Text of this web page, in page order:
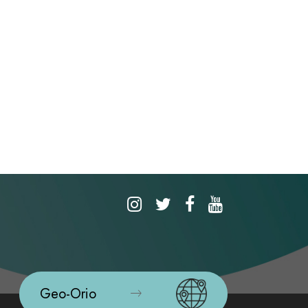
Geo-Orio